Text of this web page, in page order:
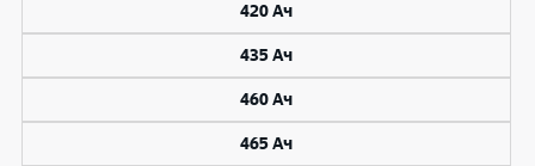
420 Ач
435 Ач
460 Ач
465 Ач